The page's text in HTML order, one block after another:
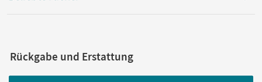
Rückgabe und Erstattung